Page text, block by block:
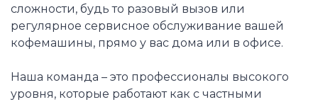
сложности, будь то разовый вызов или
регулярное сервисное обслуживание вашей
кофемашины, прямо у вас дома или в офисе.
Наша команда – это профессионалы высокого
уровня, которые работают как с частными